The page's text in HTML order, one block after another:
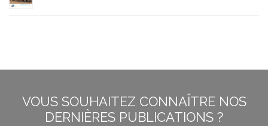
VOUS SOUHAITEZ CONNAÎTRE NOS
DERNIÈRES PUBLICATIONS ?